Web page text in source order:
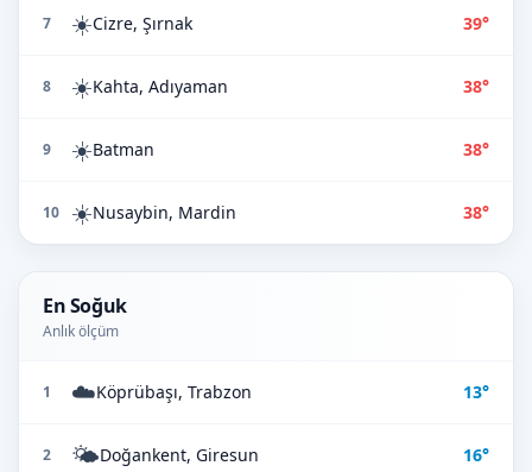
7 ☀️Cizre, Şırnak 39°
8 ☀️Kahta, Adıyaman 38°
9 ☀️Batman 38°
10 ☀️Nusaybin, Mardin 38°
En Soğuk
Anlık ölçüm
1 ☁️Köprübaşı, Trabzon 13°
2 🌤️Doğankent, Giresun 16°